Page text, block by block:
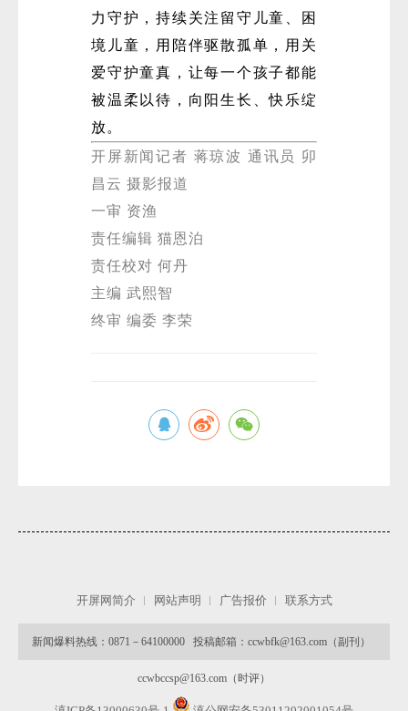
力守护，持续关注留守儿童、困
境儿童，用陪伴驱散孤单，用关
爱守护童真，让每一个孩子都能
被温柔以待，向阳生长、快乐绽
放。
开屏新闻记者 蒋琼波 通讯员 卯
昌云 摄影报道
一审 资渔
责任编辑 猫恩泊
责任校对 何丹
主编 武熙智
终审 编委 李荣
开屏网简介 网站声明 广告报价 联系方式
新闻爆料热线：0871－64100000 投稿邮箱：ccwbfk@163.com（副刊）
ccwbccsp@163.com（时评）